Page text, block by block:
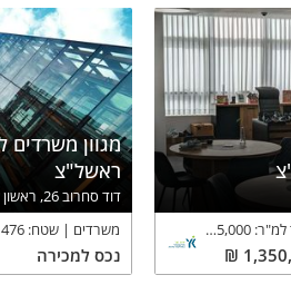
למ"ר: 15,000
₪
₪
ראשל"צ
דוד סחרוב 26, ראשון לציון
משרדים
שטח:476
נכסלמכירה